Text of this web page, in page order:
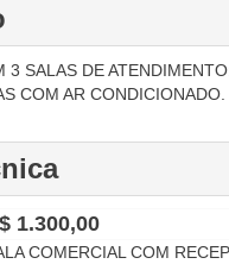
3 SALAS DE
COM AR CONDICIONADO.
1.300,00
COMERCIAL COM